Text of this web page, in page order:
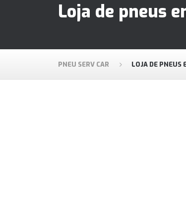
Loja de pneus
PNEU SERV CAR LOJA DE PNEUS